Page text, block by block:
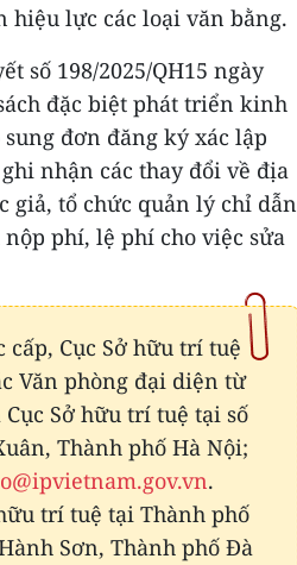
hiệu lực các loại văn bằng.
số 198/2025/QH15 ngày
đặc biệt phát triển kinh
đơn đăng ký xác lập
nhận các thay đổi về địa
giả, tổ chức quản lý chỉ dẫn
phí, lệ phí cho việc sửa
Cục Sở hữu trí tuệ
Văn phòng đại diện từ
Sở hữu trí tuệ tại số
Thành phố Hà Nội;
.
trí tuệ tại Thành phố
Sơn, Thành phố Đà